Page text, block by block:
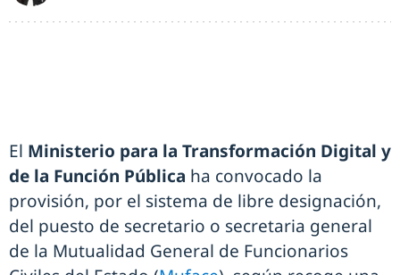
El Ministerio para la Transformación Digital y
de la Función Pública ha convocado la
provisión, por el sistema de libre designación,
del puesto de secretario o secretaria general
de la Mutualidad General de Funcionarios